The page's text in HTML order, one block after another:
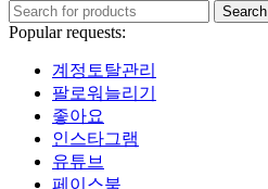
Search
Popular requests:
계정토탈관리
팔로워늘리기
좋아요
인스타그램
유튜브
페이스북